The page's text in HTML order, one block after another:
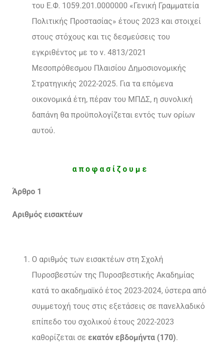
του Ε.Φ. 1059.201.0000000 «Γενική Γραμματεία
Πολιτικής Προστασίας» έτους 2023 και στοιχεί
στους στόχους και τις δεσμεύσεις του
εγκριθέντος με το ν. 4813/2021
Μεσοπρόθεσμου Πλαισίου Δημοσιονομικής
Στρατηγικής 2022-2025. Για τα επόμενα
οικονομικά έτη, πέραν του ΜΠΔΣ, η συνολική
δαπάνη θα προϋπολογίζεται εντός των ορίων
αυτού.
α π ο φ α σ ί ζ ο υ μ ε
Άρθρο 1
Αριθμός εισακτέων
Ο αριθμός των εισακτέων στη Σχολή
Πυροσβεστών της Πυροσβεστικής Ακαδημίας
κατά το ακαδημαϊκό έτος 2023-2024, ύστερα από
συμμετοχή τους στις εξετάσεις σε πανελλαδικό
επίπεδο του σχολικού έτους 2022-2023
καθορίζεται σε εκατόν εβδομήντα (170).